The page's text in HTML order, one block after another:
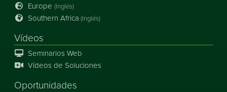
Europe (Inglés)
Southern Africa (Inglés)
Vídeos
Seminarios Web
Vídeos de Soluciones
Oportunidades